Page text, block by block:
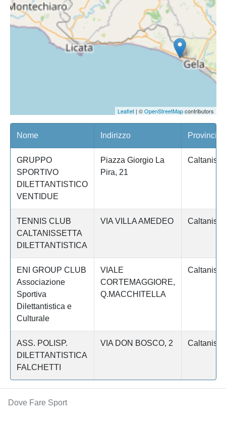
Leaflet| ©OpenStreetMapcontributors
Nome Indirizzo Provincia
GRUPPO
SPORTIVO
DILETTANTISTICO
VENTIDUE
Piazza Giorgio La
Pira, 21
TENNIS CLUB
CALTANISSETTA
DILETTANTISTICA
VIA VILLA AMEDEO
ENI GROUP CLUB
Associazione
Sportiva
Dilettantistica e
Culturale
VIALE
CORTEMAGGIORE,
Q.MACCHITELLA
ASS. POLISP.
DILETTANTISTICA
FALCHETTI
VIA DON BOSCO, 2
Dove Fare Sport